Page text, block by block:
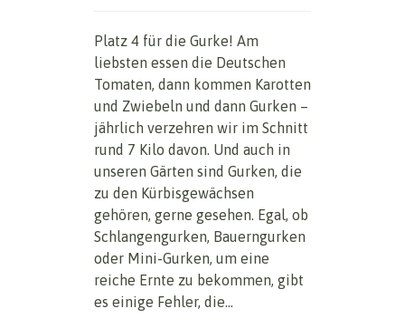
Platz 4 für die Gurke! Am
liebsten essen die Deutschen
Tomaten, dann kommen Karotten
und Zwiebeln und dann Gurken –
jährlich verzehren wir im Schnitt
rund 7 Kilo davon. Und auch in
unseren Gärten sind Gurken, die
zu den Kürbisgewächsen
gehören, gerne gesehen. Egal, ob
Schlangengurken, Bauerngurken
oder Mini-Gurken, um eine
reiche Ernte zu bekommen, gibt
es einige Fehler, die...